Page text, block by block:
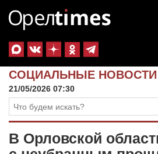
СОЦИАЛЬНЫЕ НОВОСТИ
21/05/2026 07:30
В Орловской